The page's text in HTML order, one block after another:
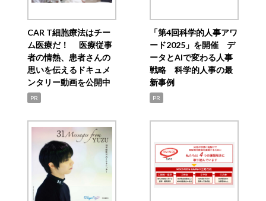
CAR T細胞療法はチー
ム医療だ！ 医療従事
者の情熱、患者さんの
思いを伝えるドキュメ
ンタリー動画を公開中
PR
「第4回科学的人事アワ
ード2025」を開催 デ
ータとAIで変わる人事
戦略 科学的人事の最
新事例
PR